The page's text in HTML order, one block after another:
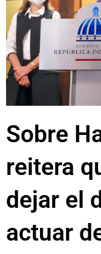
Sobre
reitera
dejar el
actuar